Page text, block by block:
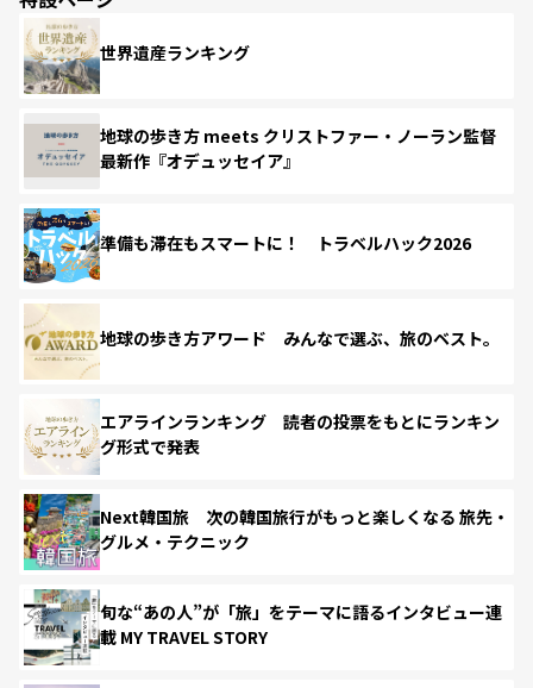
世界遺産ランキング
地球の歩き方 meets クリストファー・ノーラン監督
最新作『オデュッセイア』
準備も滞在もスマートに！ トラベルハック2026
地球の歩き方アワード みんなで選ぶ、旅のベスト。
エアラインランキング 読者の投票をもとにランキン
グ形式で発表
Next韓国旅 次の韓国旅行がもっと楽しくなる 旅先・
グルメ・テクニック
旬な“あの人”が「旅」をテーマに語るインタビュー連
載 MY TRAVEL STORY